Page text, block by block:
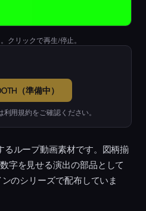
クリックで再生/停止。
（準備中）
用規約をご確認ください。
るループ動画素材です。図柄揃
字を見せる演出の部品として
のシリーズで配布していま